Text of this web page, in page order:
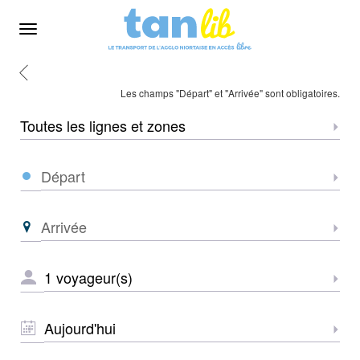
Menu
Les champs "Départ" et "Arrivée" sont obligatoires.
Zone
Départ
Arrivée
NOMBRE
DE
*DATE
*